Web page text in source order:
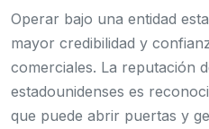
Operar bajo una entidad
mayor credibilidad y
comerciales. La reputación
estadounidenses es
que puede abrir puertas y